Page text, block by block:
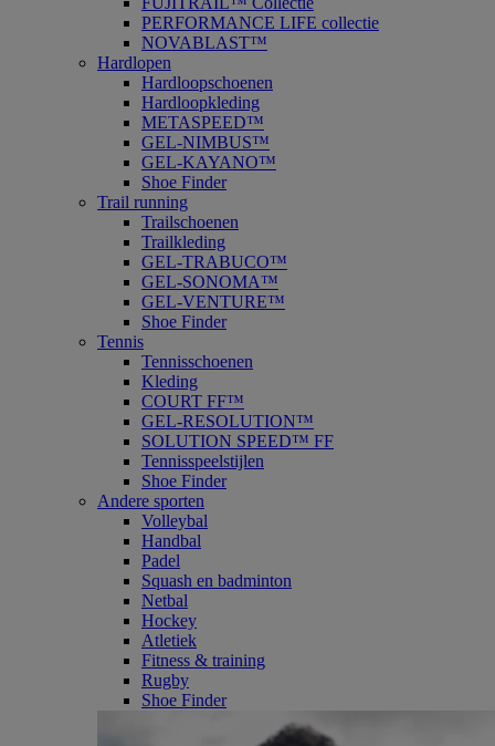
PERFORMANCE LIFE collectie
NOVABLAST™
Hardlopen
Hardloopschoenen
Hardloopkleding
METASPEED™
GEL-NIMBUS™
GEL-KAYANO™
Shoe Finder
Trail running
Trailschoenen
Trailkleding
GEL-TRABUCO™
GEL-SONOMA™
GEL-VENTURE™
Shoe Finder
Tennis
Tennisschoenen
Kleding
COURT FF™
GEL-RESOLUTION™
SOLUTION SPEED™ FF
Tennisspeelstijlen
Shoe Finder
Andere sporten
Volleybal
Handbal
Padel
Squash en badminton
Netbal
Hockey
Atletiek
Fitness & training
Rugby
Shoe Finder